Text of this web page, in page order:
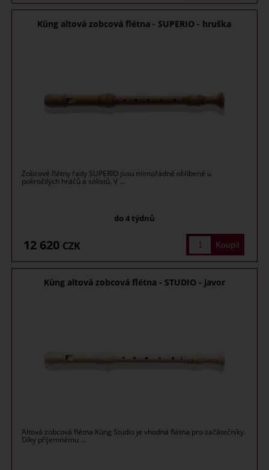
Küng altová zobcová flétna - SUPERIO - hruška
Zobcové flétny řady SUPERIO jsou mimořádně oblíbené u
pokročilých hráčů a sólistů. V ...
do 4 týdnů
12 620 CZK
Küng altová zobcová flétna - STUDIO - javor
Altová zobcová flétna Küng Studio je vhodná flétna pro začátečníky.
Díky příjemnému ...